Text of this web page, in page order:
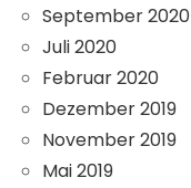
September 2020
Juli 2020
Februar 2020
Dezember 2019
November 2019
Mai 2019